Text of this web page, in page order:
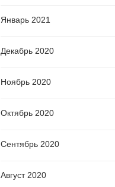
Январь 2021
Декабрь 2020
Ноябрь 2020
Октябрь 2020
Сентябрь 2020
Август 2020